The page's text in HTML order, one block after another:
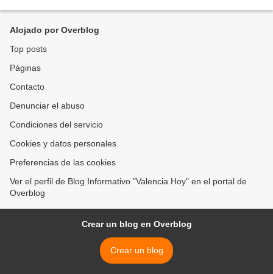
Alojado por Overblog
Top posts
Páginas
Contacto
Denunciar el abuso
Condiciones del servicio
Cookies y datos personales
Preferencias de las cookies
Ver el perfil de Blog Informativo "Valencia Hoy" en el portal de
Overblog
Crear un blog en Overblog
Crear un blog